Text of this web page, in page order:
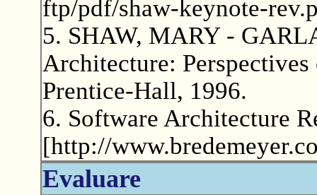
ftp/pdf/shaw-keynote-
5. SHAW, MARY -
Architecture:
Prentice-Hall, 1996.
6. Software Architecture
[http://
Evaluare